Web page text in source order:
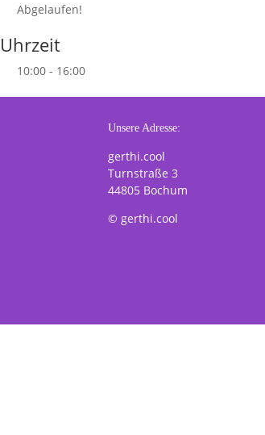
Abgelaufen!
Uhrzeit
10:00 - 16:00
Unsere Adresse:
gerthi.cool
Turnstraße 3
44805 Bochum
© gerthi.cool